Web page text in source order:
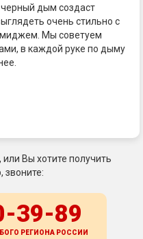
черный дым создаст
очень стильно с
Мы советуем
в каждой руке по дыму
или Вы хотите получить
звоните:
39-89
РЕГИОНА РОССИИ